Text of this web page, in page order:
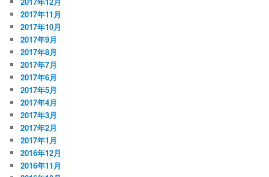
2017年11月
2017年10月
2017年9月
2017年8月
2017年7月
2017年6月
2017年5月
2017年4月
2017年3月
2017年2月
2017年1月
2016年12月
2016年11月